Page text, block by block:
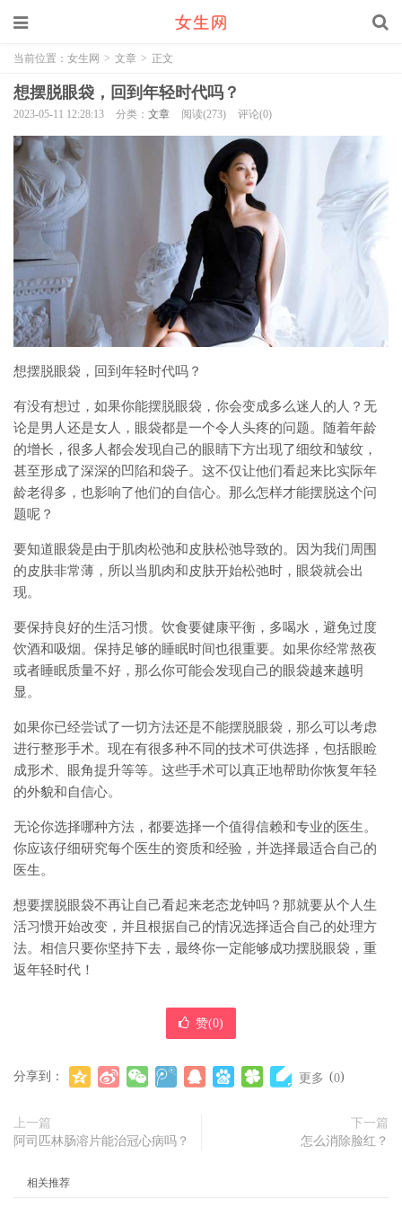
当前位置： 女生网 > 文章 > 正文
想摆脱眼袋，回到年轻时代吗？
2023-05-11 12:28:13 分类： 文章 阅读(273) 评论(0)
想摆脱眼袋，回到年轻时代吗？
有没有想过，如果你能摆脱眼袋，你会变成多么迷人的人？无
论是男人还是女人，眼袋都是一个令人头疼的问题。随着年龄
的增长，很多人都会发现自己的眼睛下方出现了细纹和皱纹，
甚至形成了深深的凹陷和袋子。这不仅让他们看起来比实际年
龄老得多，也影响了他们的自信心。那么怎样才能摆脱这个问
题呢？
要知道眼袋是由于肌肉松弛和皮肤松弛导致的。因为我们周围
的皮肤非常薄，所以当肌肉和皮肤开始松弛时，眼袋就会出
现。
要保持良好的生活习惯。饮食要健康平衡，多喝水，避免过度
饮酒和吸烟。保持足够的睡眠时间也很重要。如果你经常熬夜
或者睡眠质量不好，那么你可能会发现自己的眼袋越来越明
显。
如果你已经尝试了一切方法还是不能摆脱眼袋，那么可以考虑
进行整形手术。现在有很多种不同的技术可供选择，包括眼睑
成形术、眼角提升等等。这些手术可以真正地帮助你恢复年轻
的外貌和自信心。
无论你选择哪种方法，都要选择一个值得信赖和专业的医生。
你应该仔细研究每个医生的资质和经验，并选择最适合自己的
医生。
想要摆脱眼袋不再让自己看起来老态龙钟吗？那就要从个人生
活习惯开始改变，并且根据自己的情况选择适合自己的处理方
法。相信只要你坚持下去，最终你一定能够成功摆脱眼袋，重
返年轻时代！
赞(0)
分享到： 更多 (0)
上一篇
阿司匹林肠溶片能治冠心病吗？
下一篇
怎么消除脸红？
相关推荐